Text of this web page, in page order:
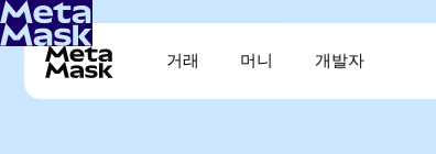
거래 머니 개발자